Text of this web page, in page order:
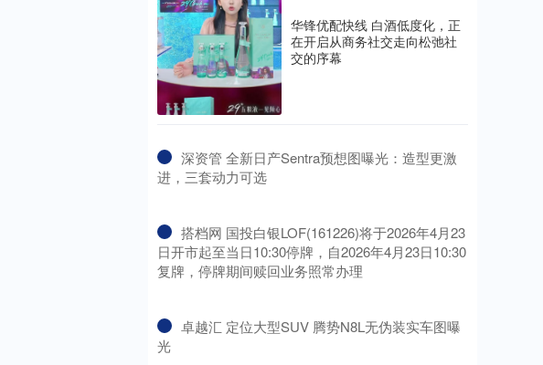
华锋优配快线 白酒低度化，正
在开启从商务社交走向松弛社
交的序幕
​深资管 全新日产Sentra预想图曝光：造型更激
进，三套动力可选
​搭档网 国投白银LOF(161226)将于2026年4月23
日开市起至当日10:30停牌，自2026年4月23日10:30
复牌，停牌期间赎回业务照常办理
​卓越汇 定位大型SUV 腾势N8L无伪装实车图曝
光